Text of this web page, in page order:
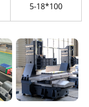
5-18*100